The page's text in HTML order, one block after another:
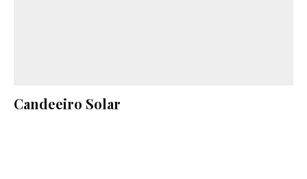
Candeeiro Solar